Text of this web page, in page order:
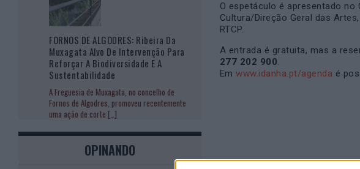
O espetáculo é apresentado no
Cultura/Direção Geral das
RTCP.
A entrada é gratuita, mas a
277 202 900.
Em www.idanha.pt/agenda é
FORNOS DE ALGODRES: Ribeira Da
Muxagata Alvo De Intervenção Para
Reforçar A Biodiversidade E A
Sustentabilidade
A Freguesia de Muxagata, no concelho de
Fornos de Algodres, promoveu recentemente
uma ação de corte […]
OPINANDO